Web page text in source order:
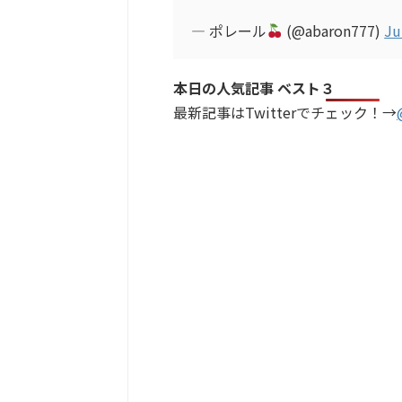
— ポレール (@abaron777)
本日の人気記事 ベスト３
最新記事はTwitterでチェック！→